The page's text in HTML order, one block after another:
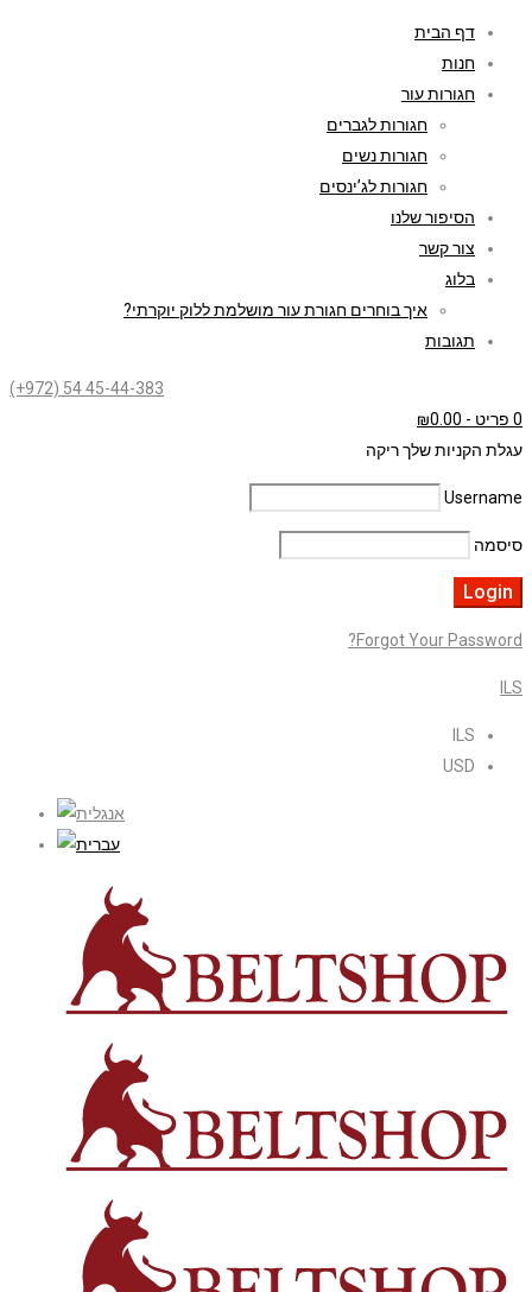
דף הבית
חנות
חגורות עור
חגורות לגברים
חגורות נשים
חגורות לג’ינסים
הסיפור שלנו
צור קשר
בלוג
איך בוחרים חגורת עור מושלמת ללוק יוקרתי?
תגובות
(+972) 54 45-44-383
0 פריט
-
₪0.00
עגלת הקניות שלך ריקה
Username
סיסמה
Forgot Your Password?
ILS
ILS
USD